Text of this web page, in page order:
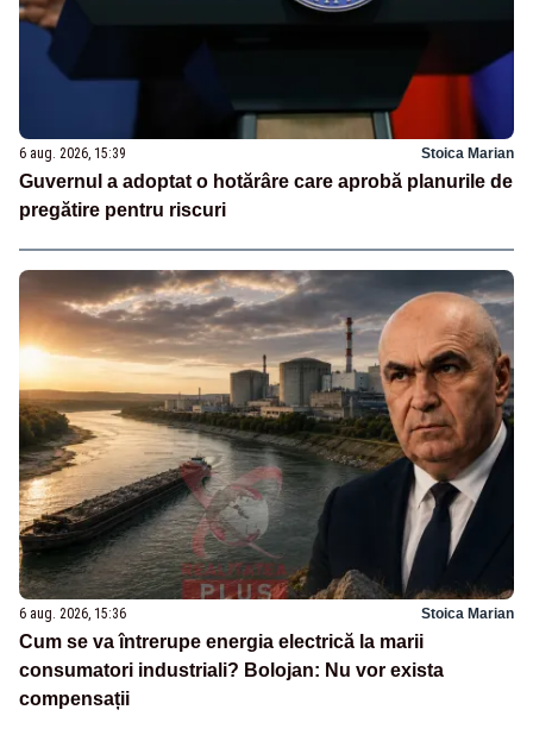
6 aug. 2026, 15:39 Stoica Marian
Guvernul a adoptat o hotărâre care aprobă planurile de
pregătire pentru riscuri
6 aug. 2026, 15:36 Stoica Marian
Cum se va întrerupe energia electrică la marii
consumatori industriali? Bolojan: Nu vor exista
compensații